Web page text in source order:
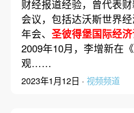
财经报道经验，曾代表
会议，包括达沃斯世界
年会、 圣彼得堡国际经
2009年10月，李增新在
观……
2023年1月12日 · 视频频道